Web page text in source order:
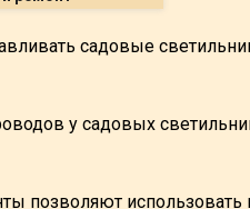
садовые
у садовых
позволяют использовать